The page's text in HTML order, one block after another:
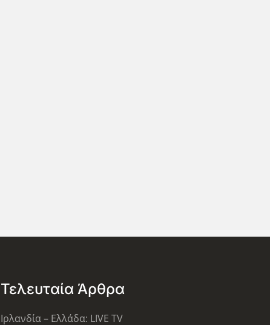
Τελευταία Άρθρα
Ιρλανδία – Ελλάδα: LIVE TV